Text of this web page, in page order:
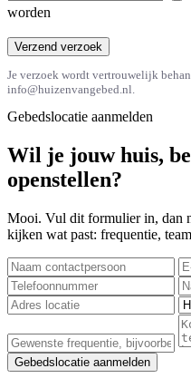
worden
Verzend verzoek
Je verzoek wordt vertrouwelijk
info@huizenvangebed.nl.
Gebedslocatie aanmelden
Wil je jouw huis,
openstellen?
Mooi. Vul dit formulier in, dan
kijken wat past: frequentie,
Gebedslocatie aanmelden